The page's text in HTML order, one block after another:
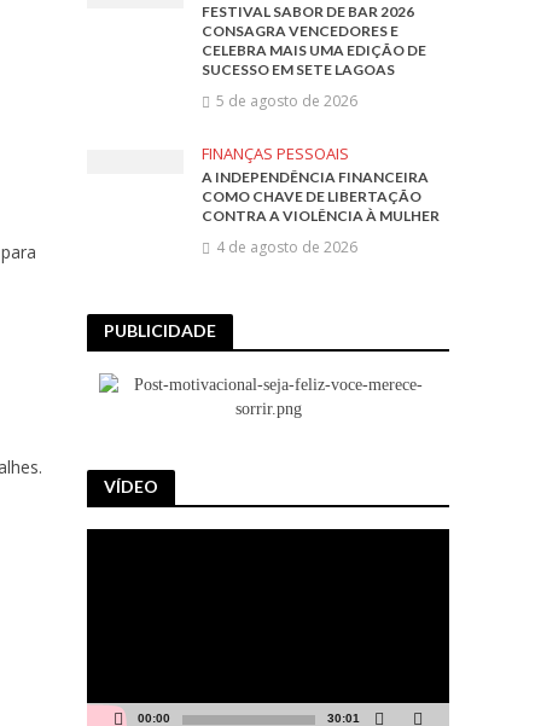
FESTIVAL SABOR DE BAR 2026
CONSAGRA VENCEDORES E
CELEBRA MAIS UMA EDIÇÃO DE
SUCESSO EM SETE LAGOAS
5 de agosto de 2026
FINANÇAS PESSOAIS
A INDEPENDÊNCIA FINANCEIRA
COMO CHAVE DE LIBERTAÇÃO
CONTRA A VIOLÊNCIA À MULHER
4 de agosto de 2026
PUBLICIDADE
VÍDEO
00:00 30:01